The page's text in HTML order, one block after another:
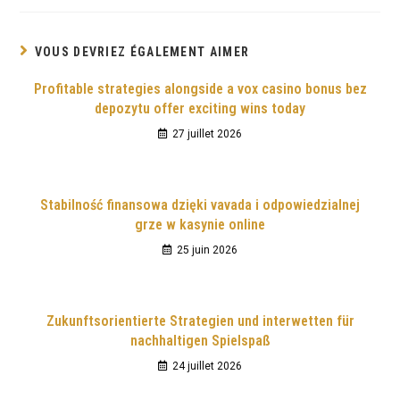
VOUS DEVRIEZ ÉGALEMENT AIMER
Profitable strategies alongside a vox casino bonus bez
depozytu offer exciting wins today
27 juillet 2026
Stabilność finansowa dzięki vavada i odpowiedzialnej
grze w kasynie online
25 juin 2026
Zukunftsorientierte Strategien und interwetten für
nachhaltigen Spielspaß
24 juillet 2026